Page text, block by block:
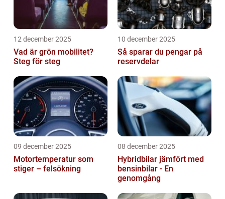
12 december 2025
Vad är grön mobilitet?
Steg för steg
10 december 2025
Så sparar du pengar på
reservdelar
09 december 2025
Motortemperatur som
stiger – felsökning
08 december 2025
Hybridbilar jämfört med
bensinbilar - En
genomgång